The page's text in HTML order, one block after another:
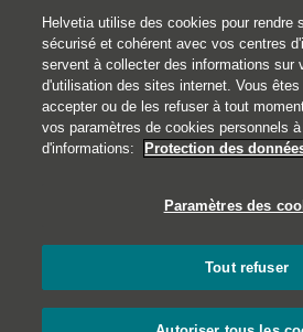
©2026 Helvetia Assurances . 25 quai
02 32 92 92 92
Impressum
Informations juridiques
Données personnelles
Helvetia utilise des cookies pour rendre
sécurisé et cohérent avec vos centres
servent à collecter des informations sur
d'utilisation des sites internet. Vous
accepter ou de les refuser à tout
vos paramètres de cookies personnels
d'informations:
Protection des
Paramètres des
Tout refuser